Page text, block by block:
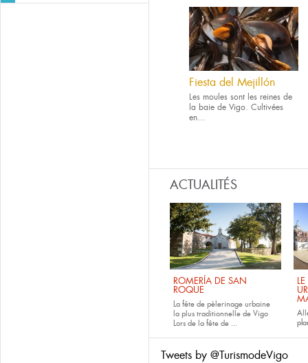
Fiesta del Mejillón
Les moules sont les reines de
la baie de Vigo. Cultivées
en...
ACTUALITÉS
ROMERÍA DE SAN
ROQUE
La fête de pèlerinage urbaine
la plus traditionnelle de Vigo
Lors de la fête de ...
Tweets by @TurismodeVigo